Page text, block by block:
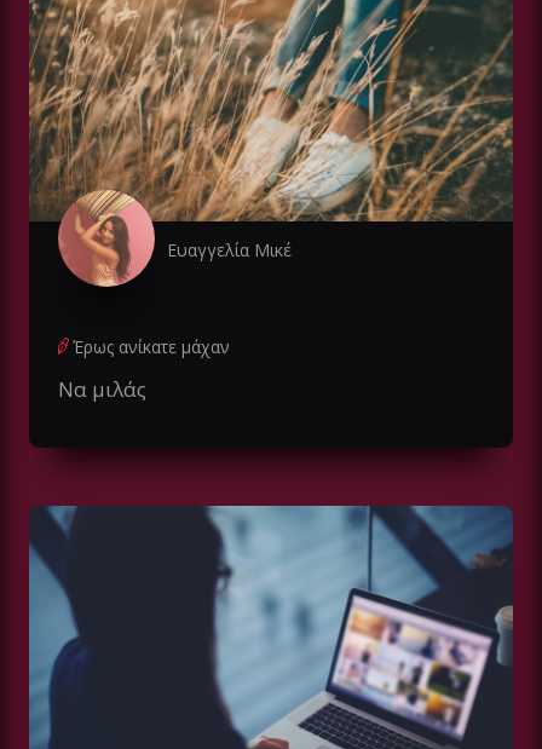
Ευαγγελία Μικέ
Έρως ανίκατε μάχαν
Να μιλάς